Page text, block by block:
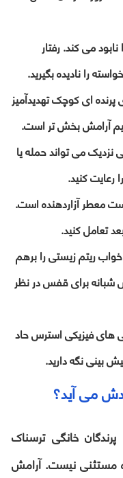
نابود می کند. رفتار
را نادیده بگیرید.
پرنده ای کوچک تهدیدآمیز
آرامش بخش تر است.
می تواند حمله یا
رعایت کنید.
معطر آزاردهنده است.
تعامل کنید.
ریتم زیستی را برهم
برای قفس در نظر
های فیزیکی استرس حاد
بینی نگه دارید.
می آید؟
خانگی ترسناک
مستثنی نیست. آرامش